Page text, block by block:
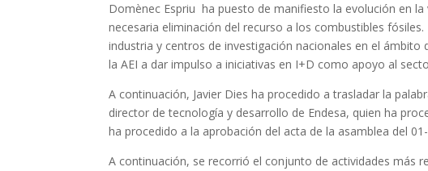
Domènec Espriu ha puesto de manifiesto la evolución en
necesaria eliminación del recurso a los combustibles
industria y centros de investigación nacionales en el
la AEI a dar impulso a iniciativas en I+D como apoyo al
A continuación, Javier Dies ha procedido a trasladar la
director de tecnología y desarrollo de Endesa, quien ha
ha procedido a la aprobación del acta de la asamblea del
A continuación, se recorrió el conjunto de actividades más